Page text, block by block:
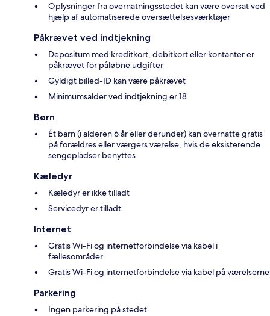
Oplysninger fra overnatningsstedet kan være oversat ved
hjælp af automatiserede oversættelsesværktøjer
Påkrævet ved indtjekning
Depositum med kreditkort, debitkort eller kontanter er
påkrævet for påløbne udgifter
Gyldigt billed-ID kan være påkrævet
Minimumsalder ved indtjekning er 18
Børn
Ét barn (i alderen 6 år eller derunder) kan overnatte gratis
på forældres eller værgers værelse, hvis de eksisterende
sengepladser benyttes
Kæledyr
Kæledyr er ikke tilladt
Servicedyr er tilladt
Internet
Gratis Wi-Fi og internetforbindelse via kabel i
fællesområder
Gratis Wi-Fi og internetforbindelse via kabel på værelserne
Parkering
Ingen parkering på stedet